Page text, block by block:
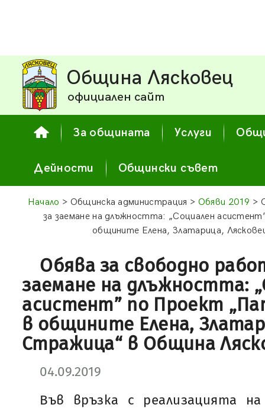
Община Лясковец
официален сайт
За общината Услуги
Дейности Общински съвет
Начало > Общинска администрация > Обяви 2019 >
за заемане на длъжността: „Социален
общините Елена, Златарица,
Обява за свободно
заемане на длъжността:
асистент” по Проект
в общините Елена,
Стражица“ в Община
04.09.2019
Във връзка с реализацията